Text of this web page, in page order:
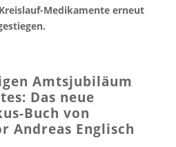
Medikamente erneut
Amtsjubiläum
Das neue
Buch von
Andreas Englisch